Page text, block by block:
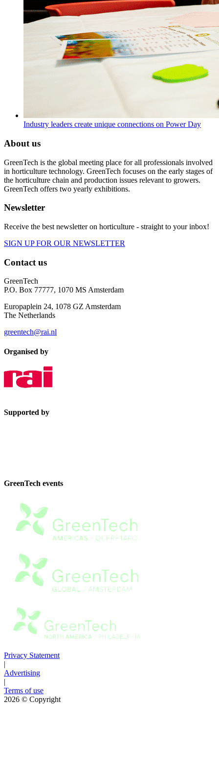
Industry leaders create unique connections on Power Day
About us
GreenTech is the global meeting place for all professionals involved
in horticulture technology. GreenTech focuses on the early stages of
the horticulture chain and production issues relevant to growers.
GreenTech offers two yearly exhibitions.
Newsletter
Receive the best newsletter on horticulture - straight to your inbox!
SIGN UP FOR OUR NEWSLETTER
Contact us
GreenTech
P.O. Box 77777, 1070 MS Amsterdam
Europaplein 24, 1078 GZ Amsterdam
The Netherlands
greentech@rai.nl
Organised by
Supported by
GreenTech events
Privacy Statement
|
Advertising
|
Terms of use
2026 © Copyright